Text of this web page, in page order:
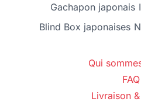
Gachapon japonais
Blind Box japonaises
Qui
FAQ
Livraison